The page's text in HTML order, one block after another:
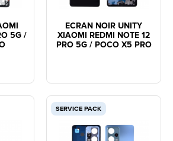
5G /
ECRAN NOIR UNITY
XIAOMI REDMI NOTE 12
PRO 5G / POCO X5 PRO
SERVICE PACK